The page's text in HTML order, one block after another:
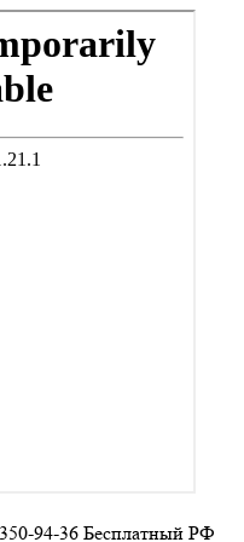
94-36 Бесплатный РФ